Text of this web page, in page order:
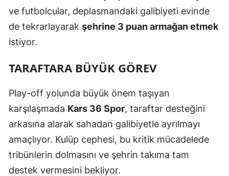
Muş
Nevşehir
Rize
Sakarya
Samsun
Siirt
ve futbolcular, deplasmandaki galibiyeti evinde
de tekrarlayarak şehrine 3 puan armağan etmek
istiyor.
TARAFTARA BÜYÜK GÖREV
Play-off yolunda büyük önem taşıyan
karşılaşmada Kars 36 Spor, taraftar desteğini
arkasına alarak sahadan galibiyetle ayrılmayı
amaçlıyor. Kulüp cephesi, bu kritik mücadelede
tribünlerin dolmasını ve şehrin takıma tam
destek vermesini bekliyor.